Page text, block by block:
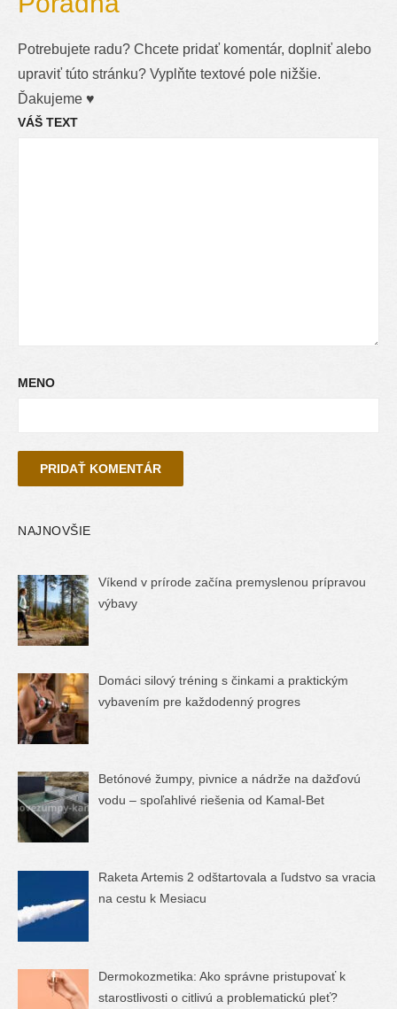
Potrebujete radu? Chcete pridať komentár, doplniť alebo
upraviť túto stránku? Vyplňte textové pole nižšie.
Ďakujeme ♥
VÁŠ TEXT
MENO
NAJNOVŠIE
Víkend v prírode začína premyslenou prípravou
výbavy
Domáci silový tréning s činkami a praktickým
vybavením pre každodenný progres
Betónové žumpy, pivnice a nádrže na dažďovú
vodu – spoľahlivé riešenia od Kamal-Bet
Raketa Artemis 2 odštartovala a ľudstvo sa vracia
na cestu k Mesiacu
Dermokozmetika: Ako správne pristupovať k
starostlivosti o citlivú a problematickú pleť?